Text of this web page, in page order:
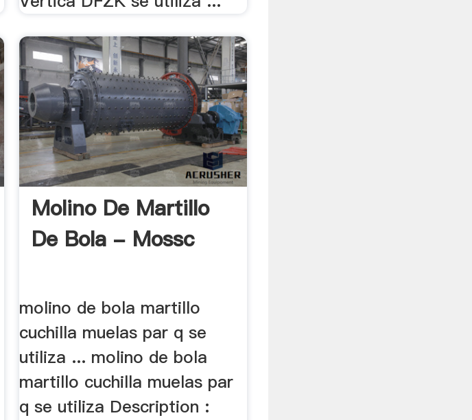
Molino De Martillo
De Bola - Mossc
molino de bola martillo
cuchilla muelas par q se
utiliza ... molino de bola
martillo cuchilla muelas par
q se utiliza Description :